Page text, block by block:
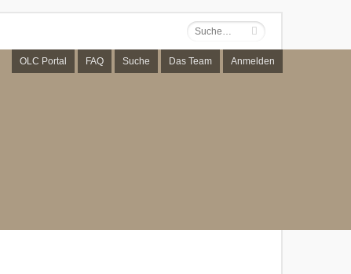
OLC Portal FAQ Suche Das Team Anmelden